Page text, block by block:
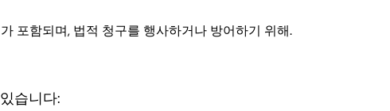
포함되며, 법적 청구를 행사하거나 방어하기 위해.
습니다: